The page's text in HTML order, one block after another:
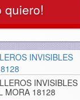
quiero!
INVISIBLES
MORA 18128